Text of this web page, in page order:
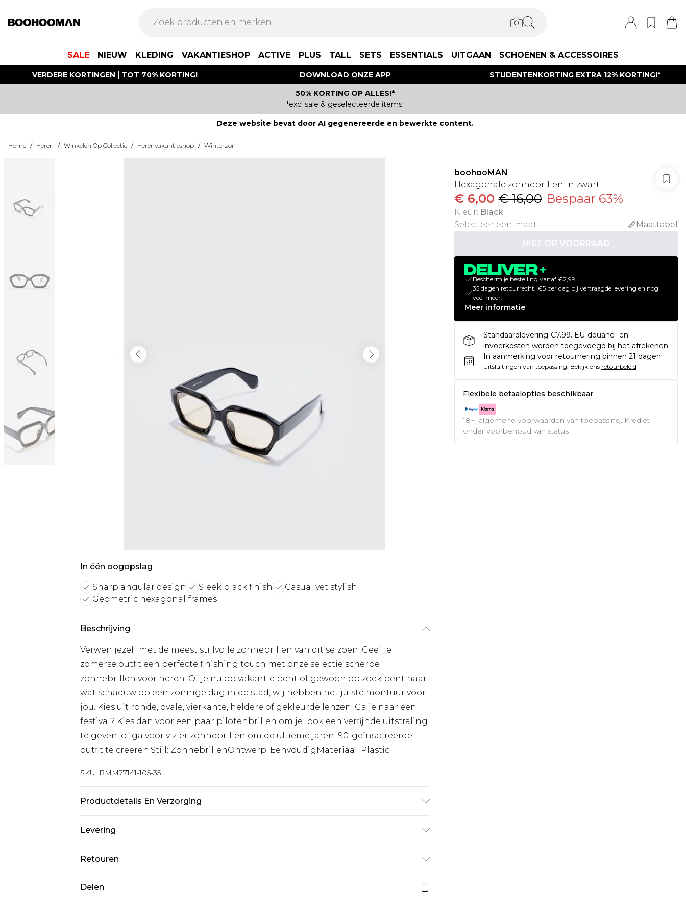
SALE NIEUW KLEDING VAKANTIESHOP ACTIVE PLUS TALL SETS ESSENTIALS UITGAAN SCHOENEN & ACCESSOIRES
VERDERE KORTINGEN | TOT 70% KORTING! DOWNLOAD ONZE APP STUDENTENKORTING EXTRA 12% KORTING!*
50% KORTING OP ALLES!*
*excl sale & geselecteerde items.
Deze website bevat door AI gegenereerde en bewerkte content.
Home / Heren / Winkelen Op Collectie / Herenvakantieshop / Winterzon
In één oogopslag
Sharp angular design Sleek black finish
Casual yet stylish
Geometric hexagonal frames
Beschrijving
Verwen jezelf met de meest stijlvolle zonnebrillen van dit seizoen. Geef je
zomerse outfit een perfecte finishing touch met onze selectie scherpe
zonnebrillen voor heren. Of je nu op vakantie bent of gewoon op zoek bent naar
wat schaduw op een zonnige dag in de stad, wij hebben het juiste montuur voor
jou. Kies uit ronde, ovale, vierkante, heldere of gekleurde lenzen. Ga je naar een
festival? Kies dan voor een paar pilotenbrillen om je look een verfijnde uitstraling
te geven, of ga voor vizier zonnebrillen om de ultieme jaren '90-geïnspireerde
outfit te creëren.Stijl: ZonnebrillenOntwerp: EenvoudigMateriaal: Plastic
SKU: BMM77141-105-35
Productdetails En Verzorging
Levering
Standaardlevering Nederland
€7.99
Expressdienst Nederland
€17.99
Retouren
Delen
boohooMAN
Hexagonale zonnebrillen in zwart
€ 6,00 € 16,00 Bespaar 63%
Kleur: Black
Selecteer een maat:
Maattabel
NIET OP VOORRAAD
Bescherm je bestelling vanaf €2,99.
35 dagen retourrecht, €5 per dag bij vertraagde levering en nog
veel meer.
Meer informatie
Standaardlevering €7.99. EU-douane- en
invoerkosten worden toegevoegd bij het afrekenen
In aanmerking voor retournering binnen 21 dagen
Uitsluitingen van toepassing. Bekijk ons retourbeleid
Flexibele betaalopties beschikbaar
18+, algemene voorwaarden van toepassing. Krediet
onder voorbehoud van status